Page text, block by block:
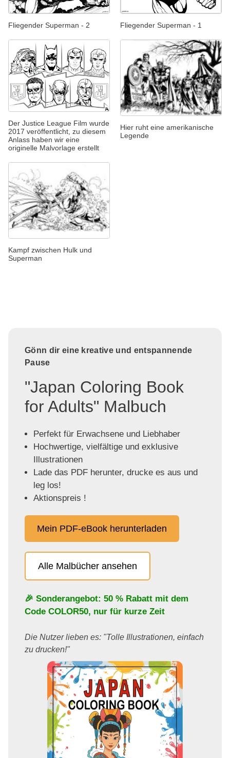
Fliegender Superman - 2 Fliegender Superman - 1
Der Justice League Film wurde
2017 veröffentlicht, zu diesem
Anlass haben wir eine
originelle Malvorlage erstellt
Hier ruht eine amerikanische
Legende
Kampf zwischen Hulk und
Superman
Gönn dir eine kreative und entspannende
Pause
"Japan Coloring Book
for Adults" Malbuch
Perfekt für Erwachsene und Liebhaber
Hochwertige, vielfältige und exklusive
Illustrationen
Lade das PDF herunter, drucke es aus und
leg los!
Aktionspreis !
Mein PDF-eBook herunterladen
Alle Malbücher ansehen
🎉 Sonderangebot: 50 % Rabatt mit dem
Code COLOR50, nur für kurze Zeit
Die Nutzer lieben es: "Tolle Illustrationen, einfach
zu drucken!"